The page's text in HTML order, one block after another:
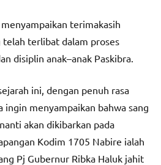
terimakasih
telah terlibat dalam proses
disiplin anak–anak Paskibra.
ini, dengan penuh rasa
ingin menyampaikan bahwa sang
akan dikibarkan pada
Kodim 1705 Nabire ialah
Pj Gubernur Ribka Haluk jahit